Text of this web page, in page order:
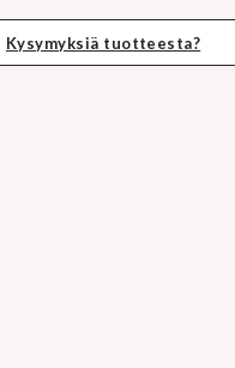
Kysymyksiä tuotteesta?